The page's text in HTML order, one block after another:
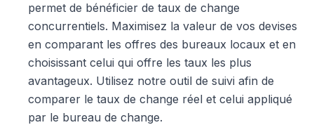
permet de bénéficier de taux de change
concurrentiels. Maximisez la valeur de vos devises
en comparant les offres des bureaux locaux et en
choisissant celui qui offre les taux les plus
avantageux. Utilisez notre outil de suivi afin de
comparer le taux de change réel et celui appliqué
par le bureau de change.